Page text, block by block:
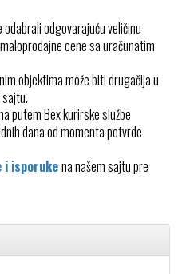
odgovarajuću veličinu
cene sa uračunatim
objektima može biti drugačija u
putem Bex kurirske službe
dana od momenta potvrde
i isporukena našem sajtu pre